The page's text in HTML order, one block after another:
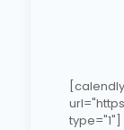
[calendly
type="1"]